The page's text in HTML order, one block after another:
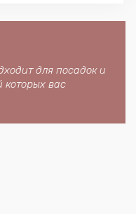
для посадок и
которых вас